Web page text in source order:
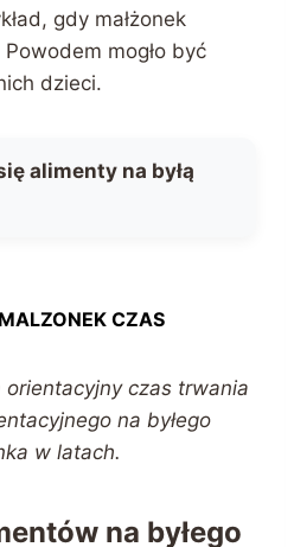
gdy małżonek
mogło być
dzieci.
alimenty na byłą
CZAS
czas trwania
na byłego
w latach.
na byłego